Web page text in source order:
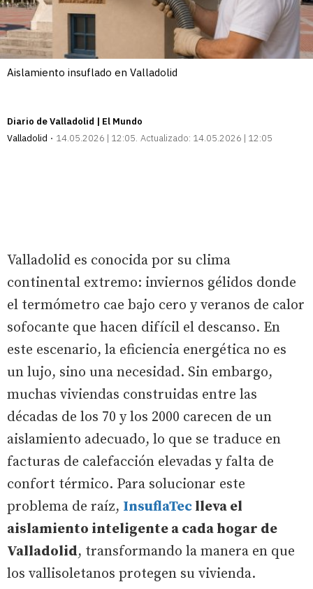
Aislamiento insuflado en Valladolid
Diario de Valladolid | El Mundo
Valladolid
14.05.2026 | 12:05 Actualizado: 14.05.2026 | 12:05
Valladolid es conocida por su clima
continental extremo: inviernos gélidos donde
el termómetro cae bajo cero y veranos de calor
sofocante que hacen difícil el descanso. En
este escenario, la eficiencia energética no es
un lujo, sino una necesidad. Sin embargo,
muchas viviendas construidas entre las
décadas de los 70 y los 2000 carecen de un
aislamiento adecuado, lo que se traduce en
facturas de calefacción elevadas y falta de
confort térmico. Para solucionar este
problema de raíz, InsuflaTec lleva el
aislamiento inteligente a cada hogar de
Valladolid, transformando la manera en que
los vallisoletanos protegen su vivienda.